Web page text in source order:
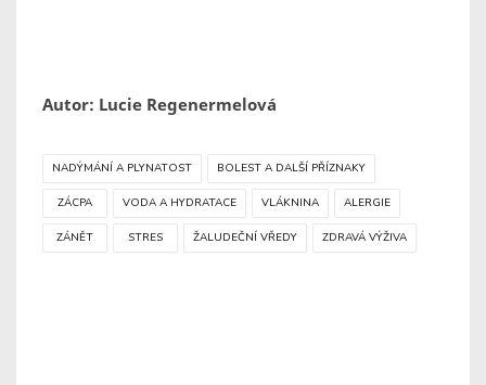
Autor: Lucie Regenermelová
NADÝMÁNÍ A PLYNATOST BOLEST A DALŠÍ PŘÍZNAKY
ZÁCPA VODA A HYDRATACE VLÁKNINA ALERGIE
ZÁNĚT STRES ŽALUDEČNÍ VŘEDY ZDRAVÁ VÝŽIVA